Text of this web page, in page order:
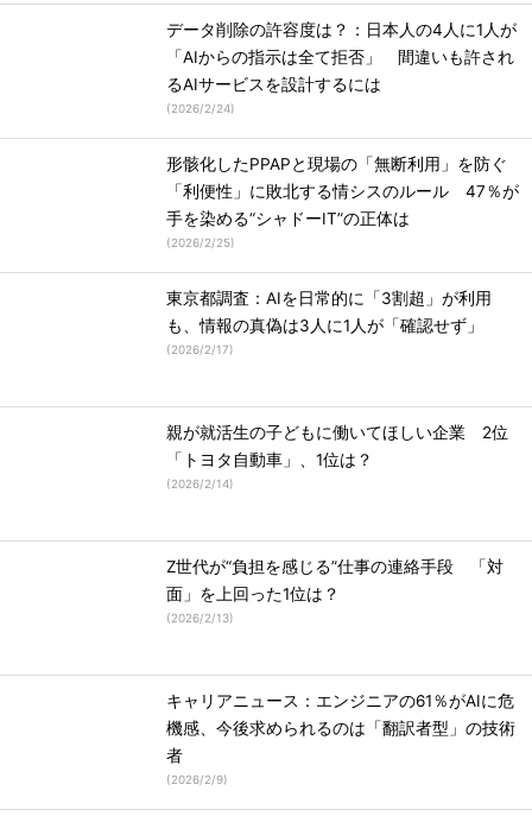
データ削除の許容度は？：日本人の4人に1人が
「AIからの指示は全て拒否」 間違いも許され
るAIサービスを設計するには
(2026/2/24)
形骸化したPPAPと現場の「無断利用」を防ぐ
「利便性」に敗北する情シスのルール 47％が
手を染める“シャドーIT”の正体は
(2026/2/25)
東京都調査：AIを日常的に「3割超」が利用
も、情報の真偽は3人に1人が「確認せず」
(2026/2/17)
親が就活生の子どもに働いてほしい企業 2位
「トヨタ自動車」、1位は？
(2026/2/14)
Z世代が“負担を感じる”仕事の連絡手段 「対
面」を上回った1位は？
(2026/2/13)
キャリアニュース：エンジニアの61％がAIに危
機感、今後求められるのは「翻訳者型」の技術
者
(2026/2/9)